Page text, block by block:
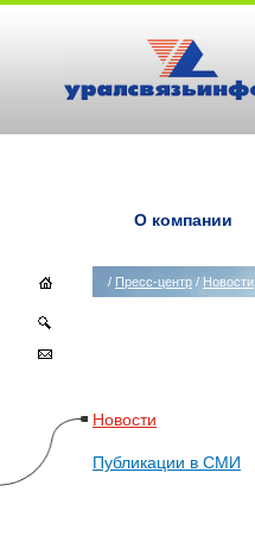
О компании
/ Пресс-центр / Новости
Новости
Публикации в СМИ